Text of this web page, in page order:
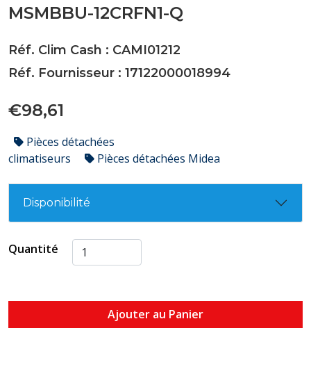
MSMBBU-12CRFN1-Q
Réf. Clim Cash : CAMI01212
Réf. Fournisseur : 17122000018994
€98,61
Pièces détachées
climatiseurs
Pièces détachées Midea
Disponibilité
Quantité
Ajouter au Panier